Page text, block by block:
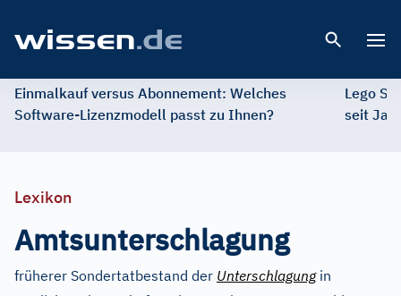
Einmalkauf versus Abonnement: Welches
Software-Lizenzmodell passt zu Ihnen?
Lego
seit
Lexikon
Amtsunterschlagung
früherer Sondertatbestand der Unterschlagungin